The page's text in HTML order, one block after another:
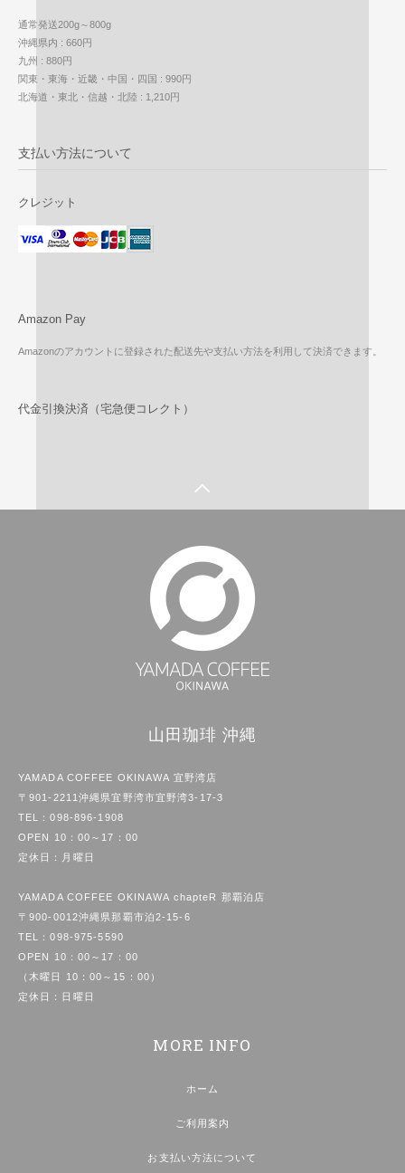
通常発送200g～800g
沖縄県内 : 660円
九州 : 880円
関東・東海・近畿・中国・四国 : 990円
北海道・東北・信越・北陸 : 1,210円
支払い方法について
クレジット
Amazon Pay
Amazonのアカウントに登録された配送先や支払い方法を利用して決済できます。
代金引換決済（宅急便コレクト）
山田珈琲 沖縄
YAMADA COFFEE OKINAWA 宜野湾店
〒901-2211沖縄県宜野湾市宜野湾3-17-3
TEL：098-896-1908
OPEN 10：00～17：00
定休日：月曜日
YAMADA COFFEE OKINAWA chapteR 那覇泊店
〒900-0012沖縄県那覇市泊2-15-6
TEL：098-975-5590
OPEN 10：00～17：00
（木曜日 10：00～15：00）
定休日：日曜日
MORE INFO
ホーム
ご利用案内
お支払い方法について